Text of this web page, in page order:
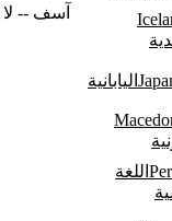
اليابانية
اللغة
آسف --